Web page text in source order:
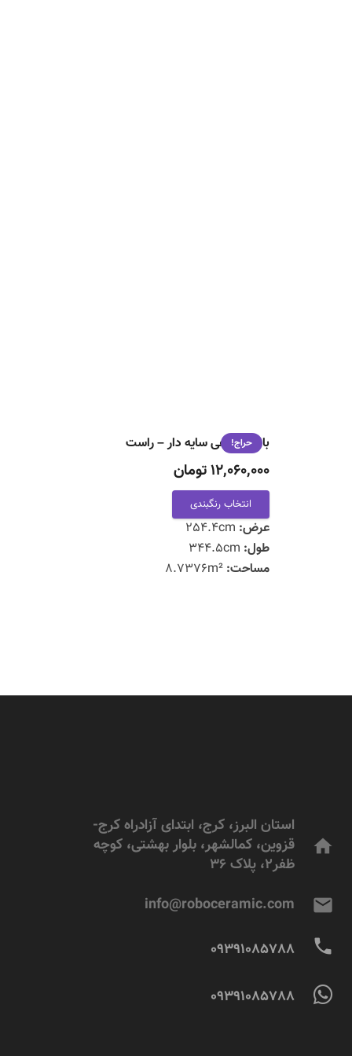
حراج!
بادبان ماهی سایه دار – راست
12,060,000 تومان
انتخاب رنگبندی
عرض:
طول:
مساحت:
home
استان البرز، کرج، ابتدای آزادراه کرج-
قزوین، کمالشهر، بلوار بهشتی، کوچه
ظفر2، پلاک 36
mail
info@roboceramic.com
phone
09391085788
09391085788